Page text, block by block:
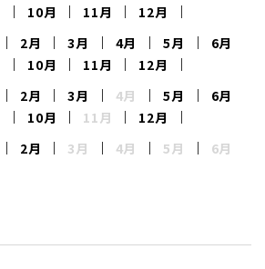
10月 11月
12月
2月 3月 4月 5月
6月
10月 11月
12月
2月 3月 4月 5月
6月
10月 11月
12月
2月 3月 4月 5月
6月